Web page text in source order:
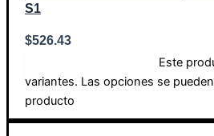
S1
$526.43
Este
variantes. Las opciones se
producto